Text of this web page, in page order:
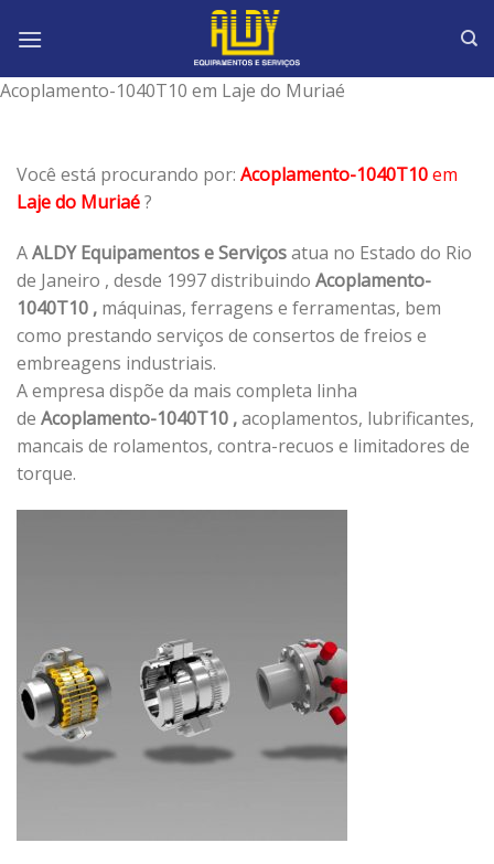
Acoplamento-1040T10 em Laje do Muriaé
Você está procurando por: Acoplamento-1040T10em
Laje do Muriaé?
AALDY Equipamentos e Serviçosatua no Estado do Rio
de Janeiro , desde 1997 distribuindo Acoplamento-
1040T10 , máquinas, ferragens e ferramentas, bem
como prestando serviços de consertos de freios e
embreagens industriais.
A empresa dispõe da mais completa linha
de Acoplamento-1040T10 ,acoplamentos, lubrificantes,
mancais de rolamentos, contra-recuos e limitadores de
torque.